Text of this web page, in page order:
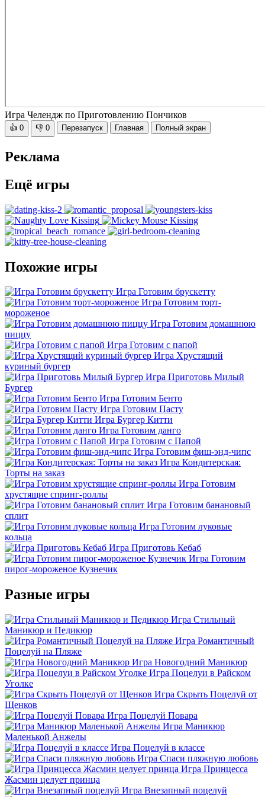
Игра Челендж по Приготовлению Пончиков
👍 0 👎 0 Перезапуск Главная Полный экран
Реклама
Ещё игры
Похожие игры
Игра Готовим брускетту
Игра Готовим торт-
мороженое
Игра Готовим домашнюю
пиццу
Игра Готовим с папой
Игра Хрустящий
куриный бургер
Игра Приготовь Милый
Бургер
Игра Готовим Бенто
Игра Готовим Пасту
Игра Бургер Китти
Игра Готовим данго
Игра Готовим с Папой
Игра Готовим фиш-энд-чипс
Игра Кондитерская:
Торты на заказ
Игра Готовим
хрустящие спринг-роллы
Игра Готовим банановый
сплит
Игра Готовим луковые
кольца
Игра Приготовь Кебаб
Игра Готовим
пирог-мороженое Кузнечик
Разные игры
Игра Стильный
Маникюр и Педикюр
Игра Романтичный
Поцелуй на Пляже
Игра Новогодний Маникюр
Игра Поцелуи в Райском
Уголке
Игра Скрыть Поцелуй от
Щенков
Игра Поцелуй Повара
Игра Маникюр
Маленькой Анжелы
Игра Поцелуй в классе
Игра Спаси пляжную любовь
Игра Принцесса
Жасмин целует принца
Игра Внезапный поцелуй